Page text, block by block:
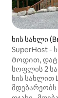
ხის სახლი
SuperHost -
სალონში
Მოდით,
სოფლის 2
ხის სახლით Lodge
მდებარეობს